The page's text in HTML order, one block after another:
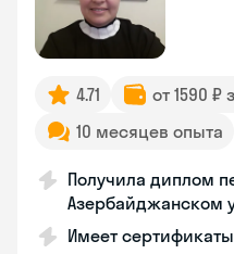
4.71
от 1590 ₽
10 месяцев опыта
Получила диплом
Азербайджанском
Имеет сертификаты